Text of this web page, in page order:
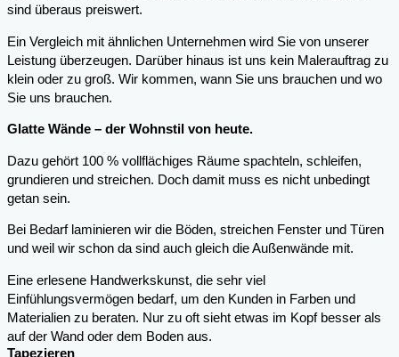
sind überaus preiswert.
Ein Vergleich mit ähnlichen Unternehmen wird Sie von unserer
Leistung überzeugen. Darüber hinaus ist uns kein Malerauftrag zu
klein oder zu groß. Wir kommen, wann Sie uns brauchen und wo
Sie uns brauchen.
Glatte Wände – der Wohnstil von heute.
Dazu gehört 100 % vollflächiges Räume spachteln, schleifen,
grundieren und streichen. Doch damit muss es nicht unbedingt
getan sein.
Bei Bedarf laminieren wir die Böden, streichen Fenster und Türen
und weil wir schon da sind auch gleich die Außenwände mit.
Eine erlesene Handwerkskunst, die sehr viel
Einfühlungsvermögen bedarf, um den Kunden in Farben und
Materialien zu beraten. Nur zu oft sieht etwas im Kopf besser als
auf der Wand oder dem Boden aus.
Tapezieren